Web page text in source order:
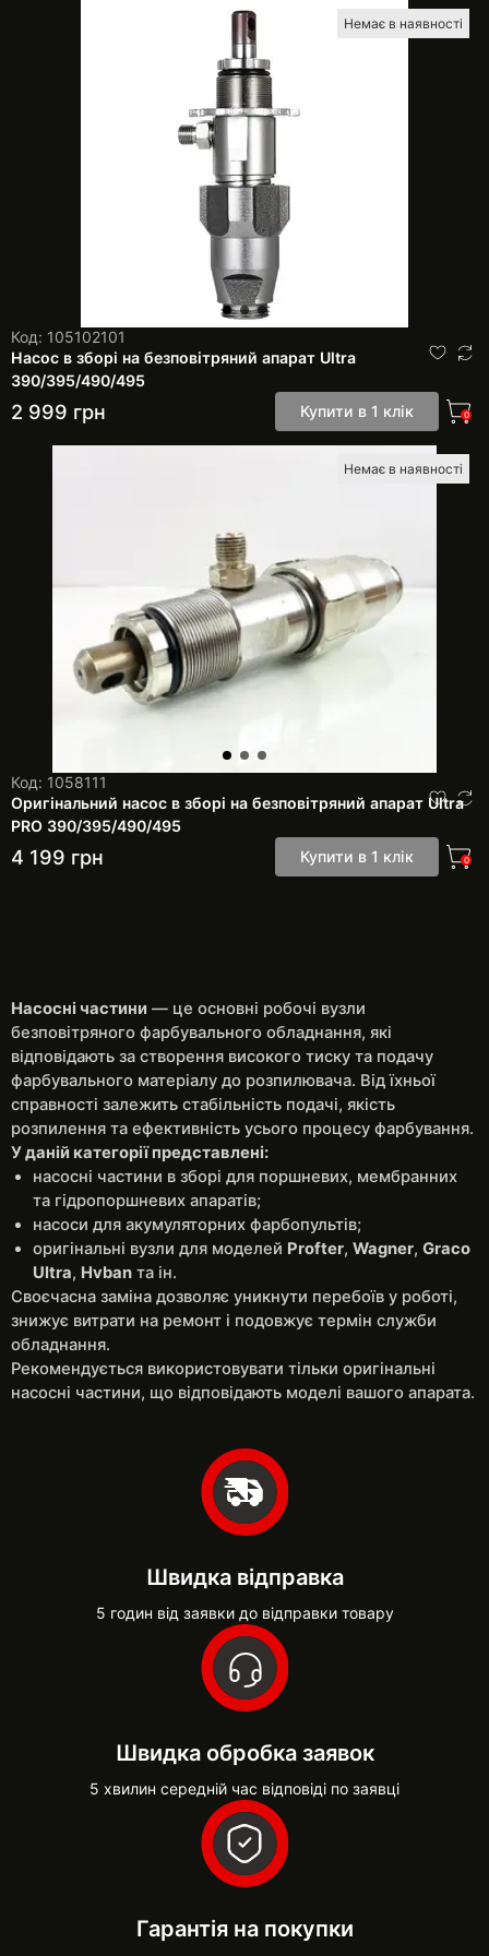
Немає в наявності
Код: 105102101
Насос в зборі на безповітряний апарат Ultra
390/395/490/495
2 999 грн Купити в 1 клік 0
Немає в наявності
Код: 1058111
Оригінальний насос в зборі на безповітряний апарат Ultra
PRO 390/395/490/495
4 199 грн Купити в 1 клік 0
Насосні частини — це основні робочі вузли
безповітряного фарбувального обладнання, які
відповідають за створення високого тиску та подачу
фарбувального матеріалу до розпилювача. Від їхньої
справності залежить стабільність подачі, якість
розпилення та ефективність усього процесу фарбування.
У даній категорії представлені:
насосні частини в зборі для поршневих, мембранних
та гідропоршневих апаратів;
насоси для акумуляторних фарбопультів;
оригінальні вузли для моделей Profter, Wagner, Graco
Ultra, Hvban та ін.
Своєчасна заміна дозволяє уникнути перебоїв у роботі,
знижує витрати на ремонт і подовжує термін служби
обладнання.
Рекомендується використовувати тільки оригінальні
насосні частини, що відповідають моделі вашого апарата.
Швидка відправка
5 годин від заявки до відправки товару
Швидка обробка заявок
5 хвилин середній час відповіді по заявці
Гарантія на покупки